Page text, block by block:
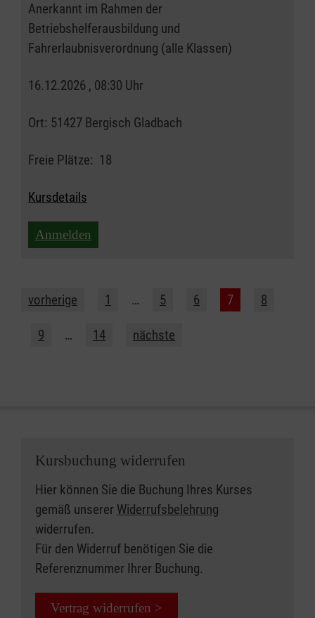
Anerkannt im Rahmen der
Betriebshelferausbildung und
Fahrerlaubnisverordnung (alle Klassen)
16.12.2026 , 08:30 Uhr
Ort: 51427 Bergisch Gladbach
Freie Plätze: 18
Kursdetails
Anmelden
vorherige 1 … 5 6 7 8
9 … 14 nächste
Kursbuchung widerrufen
Hier können Sie die Buchung Ihres Kurses
gemäß unserer Widerrufsbelehrung
widerrufen.
Für den Widerruf benötigen Sie die
Referenznummer Ihrer Buchung.
Vertrag widerrufen >